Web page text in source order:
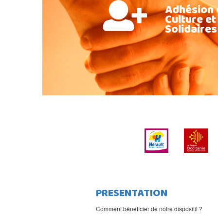
Adhésion
Culture
PRESENTATION
Comment bénéficier de notre dispositif ?